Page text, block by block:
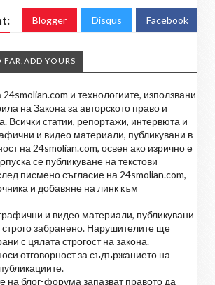
Blogger Disqus Facebook
YOURS
и технологиите, използвани
на Закона за авторското право и
Всички статии, репортажи, интервюта и
и видео материали, публикувани в
на 24smolian.com, освен ако изрично е
се публикуване на текстови
писмено съгласие на 24smolian.com,
и добавяне на линк към
и видео материали, публикувани
строго забранено. Нарушителите ще
с цялата строгост на закона.
отговорност за съдържанието на
на блог-форума запазват правото да